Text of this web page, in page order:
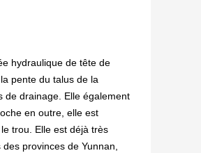
hydraulique de tête de
pente du talus de la
de drainage. Elle également
en outre, elle est
trou. Elle est déjà très
provinces de Yunnan,